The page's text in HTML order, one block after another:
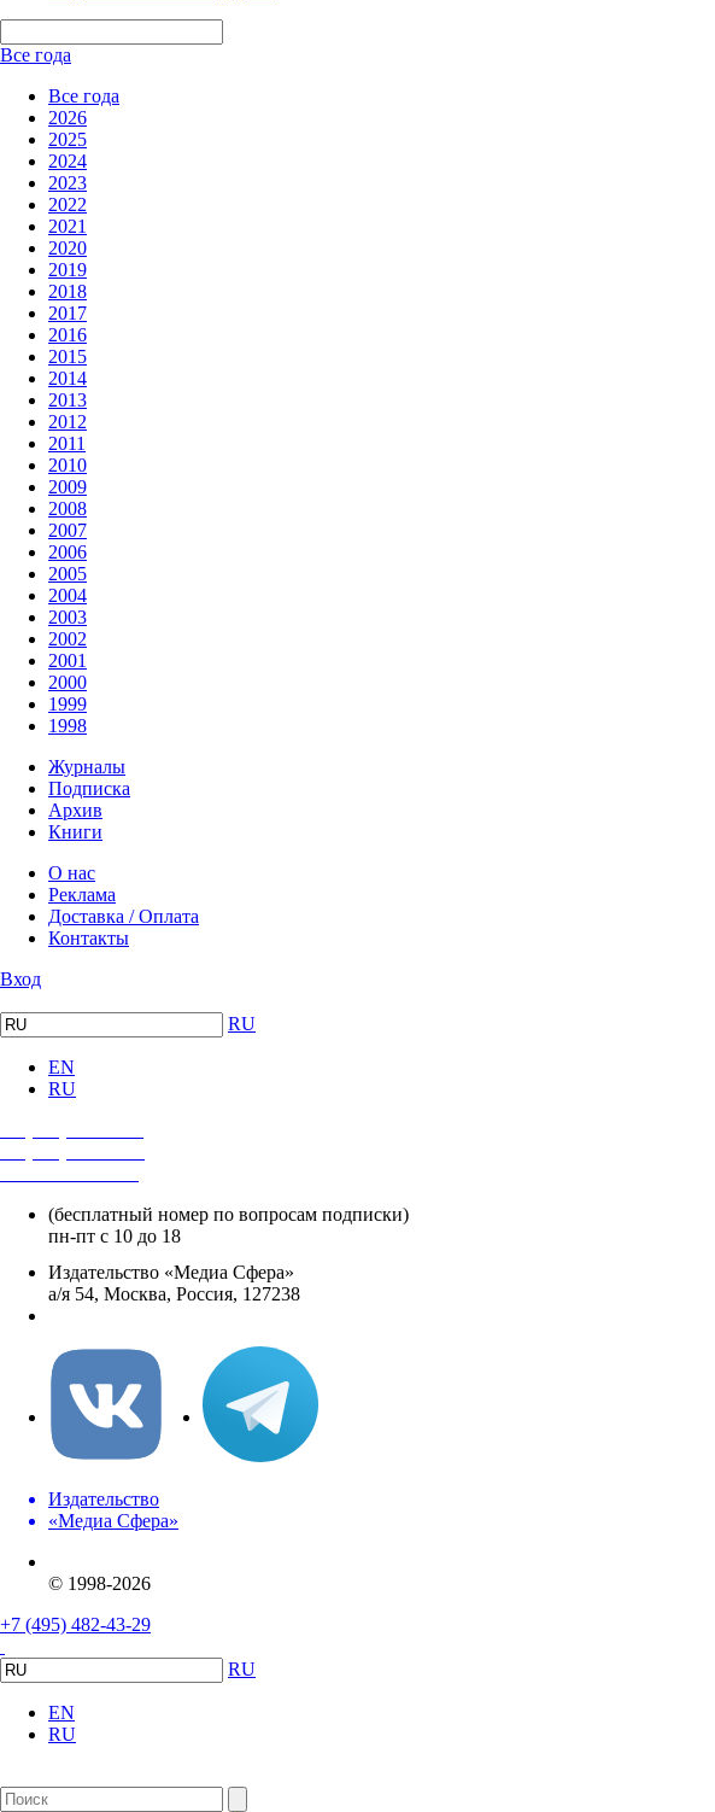
Все года
Все года
2026
2025
2024
2023
2022
2021
2020
2019
2018
2017
2016
2015
2014
2013
2012
2011
2010
2009
2008
2007
2006
2005
2004
2003
2002
2001
2000
1999
1998
Журналы
Подписка
Архив
Книги
О нас
Реклама
Доставка / Оплата
Контакты
Вход
RU
EN
RU
(бесплатный номер по вопросам подписки)
пн-пт с 10 до 18
Издательство «Медиа Сфера»
а/я 54, Москва, Россия, 127238
Издательство
«Медиа Сфера»
© 1998-2026
+7 (495) 482-43-29
RU
EN
RU